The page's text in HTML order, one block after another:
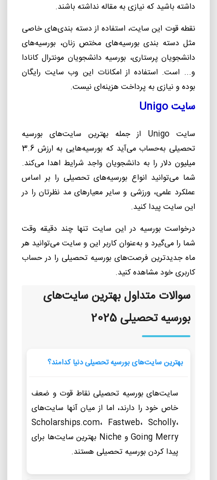
داشته باشید که نیازی به مقاله نداشته باشند.
نقطه قوت این سایت، استفاده از دسته بندیهای خاصی
مثل دسته بندی بورسیههای مختص زنان، بورسیههای
دانشجویان پرستاری، بورسیه دانشجویان مونترال کانادا
و... است. استفاده از امکانات این وب سایت رایگان
بوده و نیازی به پرداخت هزینهای نیست.
سایت Unigo
سایت Unigo از جمله بهترین سایتهای بورسیه
تحصیلی بهحساب میآید که بورسیه
هایی به ارزش 3.6
میلیون دلار را به دانشجویان واجد شرایط اهدا میکند.
شما میتوانید انواع بورسیههای تحصیلی را بر اساس
عملکرد علمی، ورزشی و سایر معیارهای مد نظرتان را در
این سایت پیدا کنید.
درخواست بورسیه در این سایت تنها چند دقیقه وقت
شما را میگیرد و بهعنوان کاربر این و سایت میتوانید هر
ماه جدیدترین فرصتهای بورسیه تحصیلی را در حساب
کاربری خود مشاهده کنید.
سوالات متداول بهترین سایت‌های
بورسیه تحصیلی 2025
بهترین سایت‌های بورسیه تحصیلی دنیا کدامند؟
سایت‌های بورسیه تحصیلی نقاط قوت و ضعف
خاص خود را دارند، اما از میان آنها سایت‌های
Scholarships.com، Fastweb، Scholly،
Going Merry و Niche بهترین سایت‌ها برای
پیدا کردن بورسیه تحصیلی هستند.